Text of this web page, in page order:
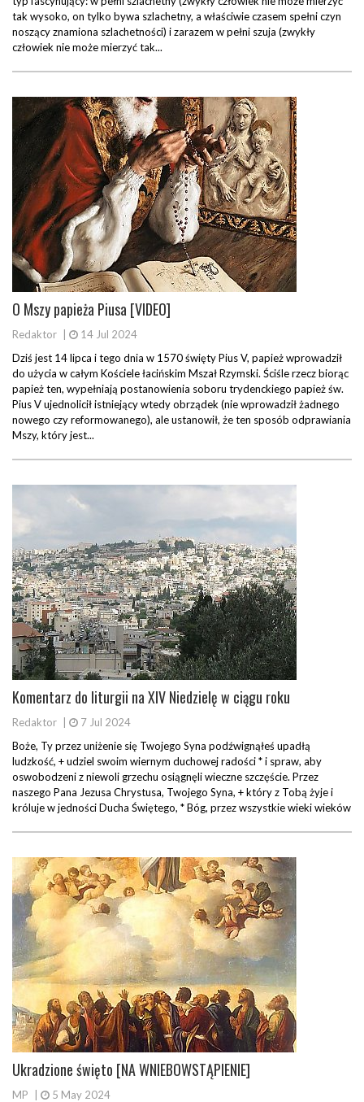
tak wysoko, on tylko bywa szlachetny, a właściwie czasem spełni czyn
noszący znamiona szlachetności) i zarazem w pełni szuja (zwykły
człowiek nie może mierzyć tak...
O Mszy papieża Piusa [VIDEO]
Redaktor
14 Jul 2024
Dziś jest 14 lipca i tego dnia w 1570 święty Pius V, papież wprowadził
do użycia w całym Kościele łacińskim Mszał Rzymski. Ściśle rzecz biorąc
papież ten, wypełniają postanowienia soboru trydenckiego papież św.
Pius V ujednolicił istniejący wtedy obrządek (nie wprowadził żadnego
nowego czy reformowanego), ale ustanowił, że ten sposób odprawiania
Mszy, który jest...
Komentarz do liturgii na XIV Niedzielę w ciągu roku
Redaktor
7 Jul 2024
Boże, Ty przez uniżenie się Twojego Syna podźwignąłeś upadłą
ludzkość, + udziel swoim wiernym duchowej radości * i spraw, aby
oswobodzeni z niewoli grzechu osiągnęli wieczne szczęście. Przez
naszego Pana Jezusa Chrystusa, Twojego Syna, + który z Tobą żyje i
króluje w jedności Ducha Świętego, * Bóg, przez wszystkie wieki wieków
Ukradzione święto [NA WNIEBOWSTĄPIENIE]
MP
5 May 2024